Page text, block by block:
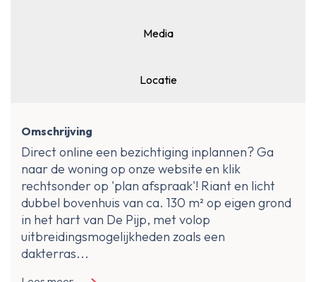
Media
Locatie
Omschrijving
Direct online een bezichtiging inplannen? Ga
naar de woning op onze website en klik
rechtsonder op 'plan afspraak'! Riant en licht
dubbel bovenhuis van ca. 130 m² op eigen grond
in het hart van De Pijp, met volop
uitbreidingsmogelijkheden zoals een
dakterras...